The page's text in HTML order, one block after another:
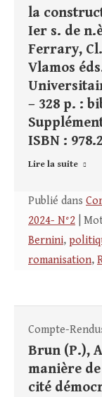
la
Ier s. de
Ferrary,
Vlamos
– 328 p. :
ISBN :
Lire la suite
Publié dans
2024- N°2 |
Bernini,
romanisation,
Compte-
Brun (P.),
manière
cité